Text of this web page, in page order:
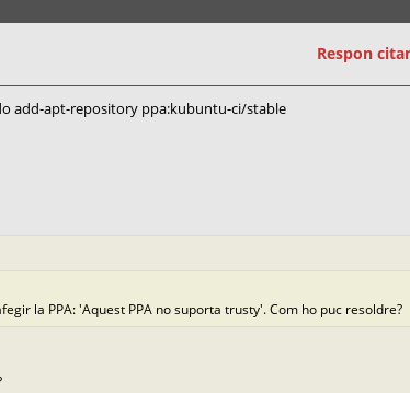
Respon
add-apt-repository ppa:kubuntu-ci/stable
la PPA: 'Aquest PPA no suporta trusty'. Com ho puc resoldre?